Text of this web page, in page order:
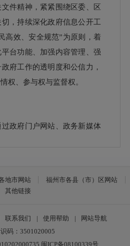
件精神，紧紧围绕区委、区
，持续深化政府信息公开工
高效、安全规范”为原则，着
台功能、加强内容管理、强
府工作的透明度和公信力，
权、参与权与监督权。
府门户网站、政务新媒体
公开申请4件，均依法依规
供4件。申请渠道畅通，办理
地市网站
福州市各县（市）区网站
其他链接
联系我们 | 使用帮助 |
网站导航
码：3501020005
闽ICP备08100339号